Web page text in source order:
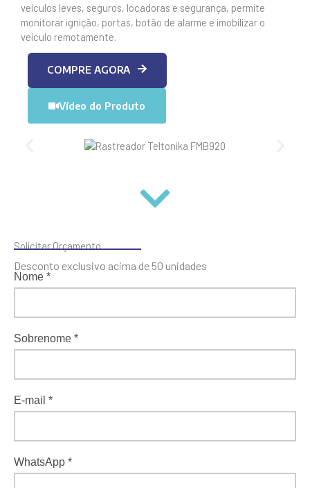
veículos leves, seguros, locadoras e segurança, permite
monitorar ignição, portas, botão de alarme e imobilizar o
veículo remotamente.
COMPRE AGORA
Vídeo do Produto
Solicitar Orçamento
Desconto exclusivo acima de 50 unidades